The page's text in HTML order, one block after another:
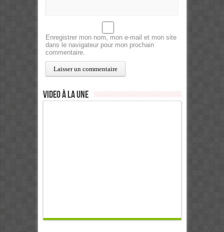
Enregistrer mon nom, mon e-mail et mon site
dans le navigateur pour mon prochain
commentaire.
Video à la Une